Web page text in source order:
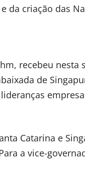
da criação das
recebeu nesta
de
Catarina e
a vice-